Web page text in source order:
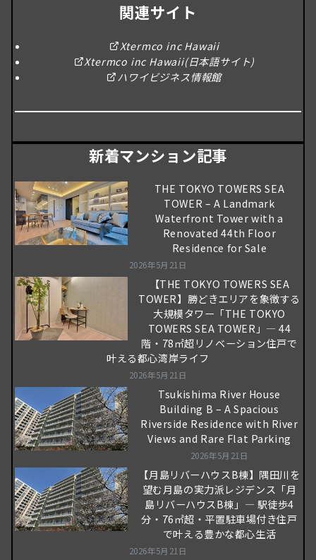
関連サイト
Xtermco inc Hawaii
Xtermco inc Hawaii(日本語サイト)
ハワイビジネス情報館
新着マンション記事
THE TOKYO TOWERS SEA
TOWER – A Landmark
Waterfront Tower with a
Renovated 44th Floor
Residence for Sale
2026年5月21日
【THE TOKYO TOWERS SEA
TOWER】勝どきエリアを象徴する
大規模タワー「THE TOKYO
TOWERS SEA TOWER」― 44
階・78㎡超リノベーション住戸で
叶える都心湾岸ライフ
2026年5月21日
Tsukishima River House
Building B – A Spacious
Riverside Residence with River
Views and Rare Flat Parking
2026年5月21日
【月島リバーハウスB棟】隅田川を
望む月島の実力派レジデンス「月
島リバーハウスB棟」― 駅徒歩4
分・76㎡超・平置駐車場付き住戸
で叶える豊かな都心生活
2026年5月21日